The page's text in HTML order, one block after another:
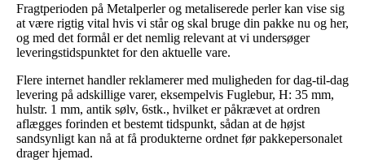
Fragtperioden på Metalperler og metaliserede perler kan vise sig
at være rigtig vital hvis vi står og skal bruge din pakke nu og her,
og med det formål er det nemlig relevant at vi undersøger
leveringstidspunktet for den aktuelle vare.
Flere internet handler reklamerer med muligheden for dag-til-dag
levering på adskillige varer, eksempelvis Fuglebur, H: 35 mm,
hulstr. 1 mm, antik sølv, 6stk., hvilket er påkrævet at ordren
aflægges forinden et bestemt tidspunkt, sådan at de højst
sandsynligt kan nå at få produkterne ordnet før pakkepersonalet
drager hjemad.